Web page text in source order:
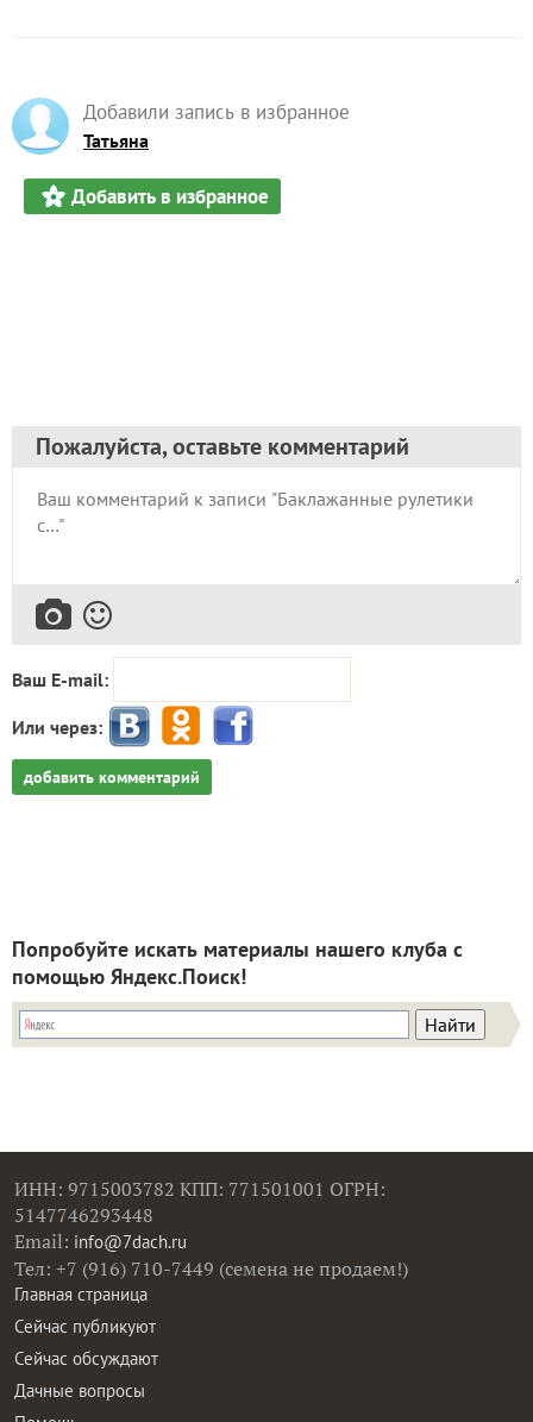
Добавили запись в избранное
Татьяна
Добавить в избранное
Пожалуйста, оставьте комментарий
Ваш E-mail:
Или через:
добавить комментарий
Попробуйте искать материалы нашего клуба с
помощью Яндекс.Поиск!
ИНН: 9715003782 КПП: 771501001 ОГРН:
5147746293448
Email:
info@7dach.ru
Тел: +7 (916) 710-7449 (семена не продаем!)
Главная страница
Сейчас публикуют
Сейчас обсуждают
Дачные вопросы
Помощь